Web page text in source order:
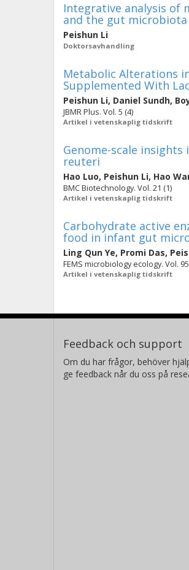
Integrative analysis of
and the gut microbiota
Peishun Li
Doktorsavhandling
Metabolic Alterations
Supplemented With
Peishun Li, Daniel Sundh,
JBMR Plus. Vol. 5 (4)
Artikel i vetenskaplig tidskrift
Genome-scale
reuteri
Hao Luo, Peishun Li, Hao
BMC Biotechnology. Vol. 21 (1)
Artikel i vetenskaplig tidskrift
Carbohydrate active
food in infant gut
Ling Qun Ye, Promi Das,
FEMS microbiology ecology. Vol.
Artikel i vetenskaplig tidskrift
Feedback och support
Om du har frågor, behöver
ge feedback når du oss på